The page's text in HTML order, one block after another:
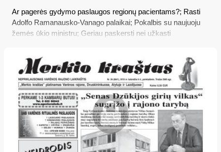
Ar pagerės gydymo paslaugos regionų pacientams?; Rasti
Adolfo Ramanausko-Vanago palaikai; Pokalbis su naujuoju
žemės ūkio ministru; Geriau paskersti nei užkasti